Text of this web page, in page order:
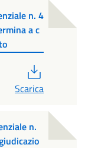
n. 4
a c
Scarica
n.